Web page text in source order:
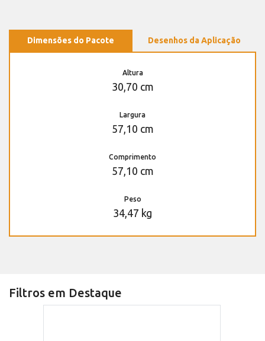
Dimensões do Pacote Desenhos da Aplicação
Altura
30,70 cm
Largura
57,10 cm
Comprimento
57,10 cm
Peso
34,47 kg
Filtros em Destaque